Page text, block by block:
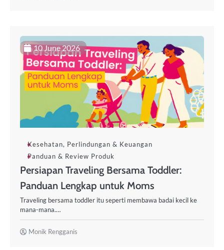
10 June 2026
Kesehatan, Perlindungan & Keuangan
Panduan & Review Produk
Persiapan Traveling Bersama Toddler:
Panduan Lengkap untuk Moms
Traveling bersama toddler itu seperti membawa badai kecil ke
mana-mana.…
Monik Rengganis